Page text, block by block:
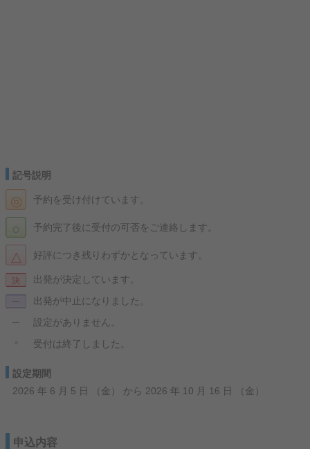
記号説明
◎ 予約を受け付けています。
決 出発が決定しています。
○ 予約完了後に受付の可否をご連絡します。
ー 出発が中止になりました。
△ 好評につき残りわずかとなっています。
ー 設定がありません。
× 受付は終了しました。
設定期間
2026 年 6 月 5 日 （金） から 2026 年 10 月 16 日 （金）
申込内容